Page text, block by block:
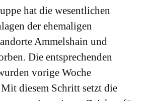
hat die wesentlichen
der ehemaligen
Ammelshain und
Die entsprechenden
vorige Woche
diesem Schritt setzt die